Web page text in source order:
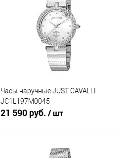
Часы наручные JUST CAVALLI
JC1L197M0045
21 590 руб. / шт
В корзину